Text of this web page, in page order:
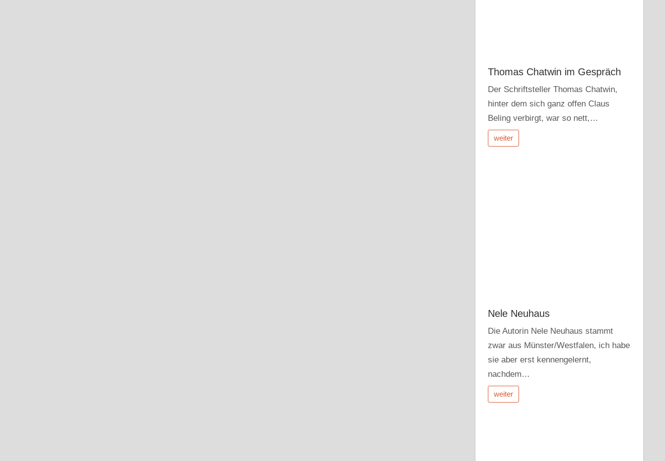
Thomas Chatwin im Gespräch
Der Schriftsteller Thomas Chatwin,
hinter dem sich ganz offen Claus
Beling verbirgt, war so nett,…
weiter
Nele Neuhaus
Die Autorin Nele Neuhaus stammt
zwar aus Münster/Westfalen, ich habe
sie aber erst kennengelernt,
nachdem…
weiter